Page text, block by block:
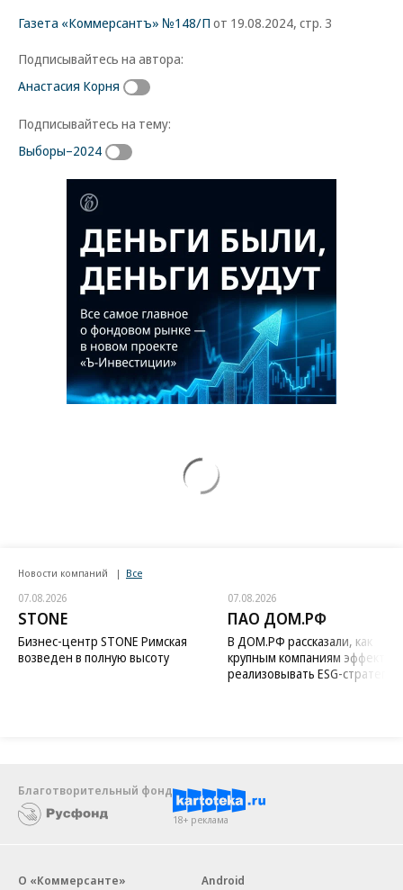
Газета «Коммерсантъ» №148/П от 19.08.2024, стр. 3
Подписывайтесь на автора:
Анастасия Корня
Подписывайтесь на тему:
Выборы–2024
Новости компаний Все
07.08.2026
STONE
Бизнес-центр STONE Римская
возведен в полную высоту
07.08.2026
ПАО ДОМ.РФ
В ДОМ.РФ рассказали, как
крупным компаниям
реализовывать ESG-стратегию
Благотворительный фонд
18+ реклама
О «Коммерсанте»
Android